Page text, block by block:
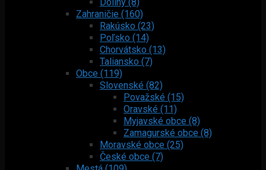
Zahraničie (160)
Rakúsko (23)
Poľsko (14)
Chorvátsko (13)
Taliansko (7)
Obce (119)
Slovenské (82)
Považské (15)
Oravské (11)
Myjavské obce (8)
Zamagurské obce (8)
Moravské obce (25)
České obce (7)